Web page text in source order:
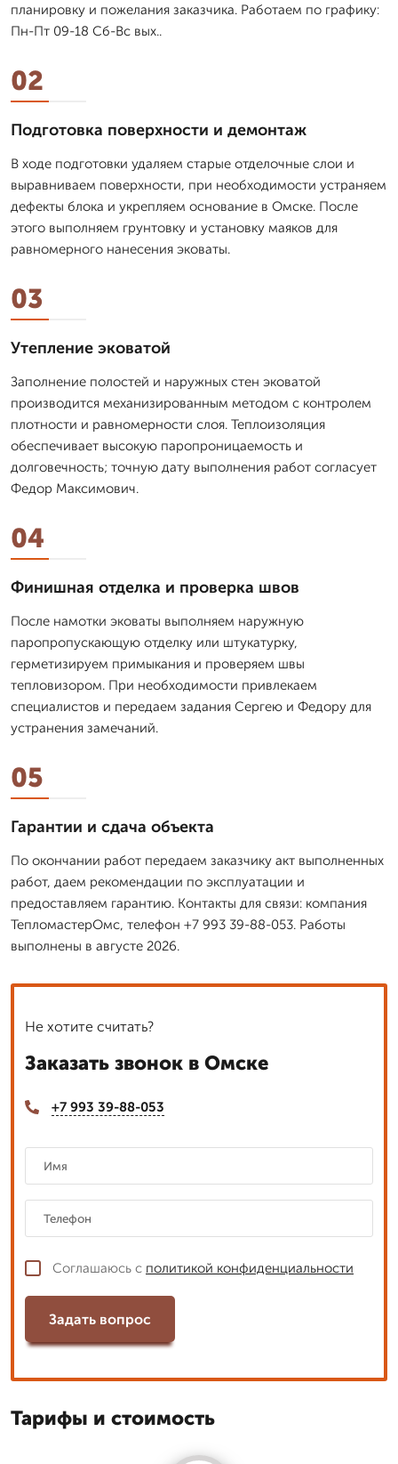
планировку и пожелания заказчика. Работаем по графику:
Пн-Пт 09-18 Сб-Вс вых..
02
Подготовка поверхности и демонтаж
В ходе подготовки удаляем старые отделочные слои и
выравниваем поверхности, при необходимости устраняем
дефекты блока и укрепляем основание в Омске. После
этого выполняем грунтовку и установку маяков для
равномерного нанесения эковаты.
03
Утепление эковатой
Заполнение полостей и наружных стен эковатой
производится механизированным методом с контролем
плотности и равномерности слоя. Теплоизоляция
обеспечивает высокую паропроницаемость и
долговечность; точную дату выполнения работ согласует
Федор Максимович.
04
Финишная отделка и проверка швов
После намотки эковаты выполняем наружную
паропропускающую отделку или штукатурку,
герметизируем примыкания и проверяем швы
тепловизором. При необходимости привлекаем
специалистов и передаем задания Сергею и Федору для
устранения замечаний.
05
Гарантии и сдача объекта
По окончании работ передаем заказчику акт выполненных
работ, даем рекомендации по эксплуатации и
предоставляем гарантию. Контакты для связи: компания
ТепломастерОмс, телефон +7 993 39-88-053. Работы
выполнены в августе 2026.
Не хотите считать?
Заказать звонок в Омске
+7 993 39-88-053
Соглашаюсь с политикой конфиденциальности
Задать вопрос
Тарифы и стоимость